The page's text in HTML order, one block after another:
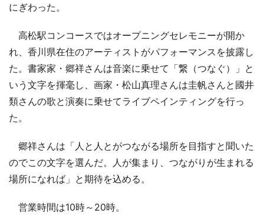
にぎわった。
高松駅コンコースではオープニングセレモニーが開か
れ、香川県在住のアーティストがパフォーマンスを披露し
た。書家家・郷祥さんは音楽に乗せて「繋（つなぐ）」と
いう文字を揮毫し、画家・松山真理さんは圭帆さんと國井
類さんの歌と演奏に乗せてライブペインティングを行っ
た。
郷祥さんは「人と人とがつながる場所を目指すと聞いた
のでこの文字を選んだ。人が集まり、つながりが生まれる
場所になれば」と期待を込める。
営業時間は10時～20時。